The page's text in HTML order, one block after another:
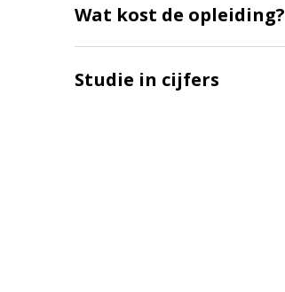
Wat kost de opleiding?
Studie in cijfers